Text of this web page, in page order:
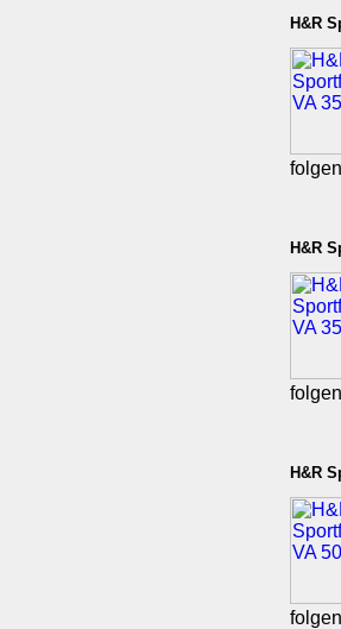
H&R
H&R
H&R